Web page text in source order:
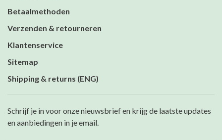
Betaalmethoden
Verzenden & retourneren
Klantenservice
Sitemap
Shipping & returns (ENG)
Schrijf je in voor onze nieuwsbrief en krijg de laatste updates
en aanbiedingen in je email.